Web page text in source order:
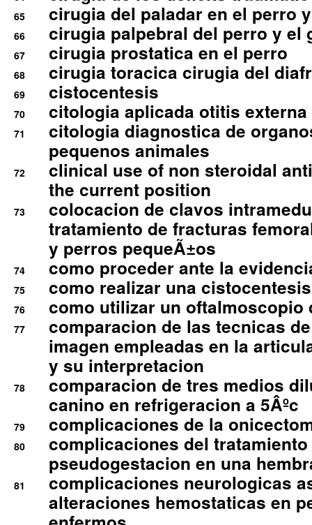
65 cirugia del paladar en el perro
66 cirugia palpebral del perro y el
67 cirugia prostatica en el perro
68 cirugia toracica cirugia del
69 cistocentesis
70 citologia aplicada otitis externa
71
citologia diagnostica de
pequenos animales
72
clinical use of non steroidal
the current position
73
colocacion de clavos
tratamiento de fracturas
y perros pequeÃ±os
74 como proceder ante la
75 como realizar una
76 como utilizar un oftalmoscopio
77
comparacion de las tecnicas
imagen empleadas en la
y su interpretacion
78
comparacion de tres medios
canino en refrigeracion a 5Âºc
79 complicaciones de la
80
complicaciones del
pseudogestacion en una
81
complicaciones neurologicas
alteraciones hemostaticas en